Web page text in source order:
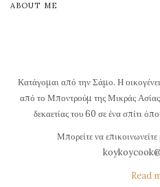
ABOUT ME
Κατάγομαι από την Σάμο. Η
από το Μποντρούμ της Μικράς
δεκαετίας του 60 σε ένα σπίτι
Μπορείτε να
Read